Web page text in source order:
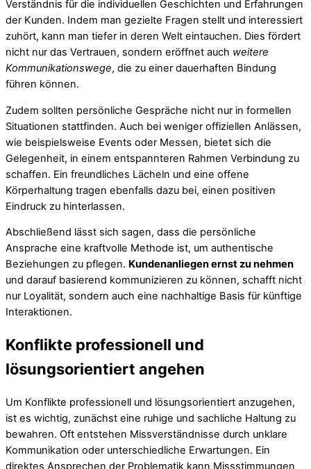
Verständnis für die individuellen Geschichten und Erfahrungen
der Kunden. Indem man gezielte Fragen stellt und interessiert
zuhört, kann man tiefer in deren Welt eintauchen. Dies fördert
nicht nur das Vertrauen, sondern eröffnet auch weitere
Kommunikationswege, die zu einer dauerhaften Bindung
führen können.
Zudem sollten persönliche Gespräche nicht nur in formellen
Situationen stattfinden. Auch bei weniger offiziellen Anlässen,
wie beispielsweise Events oder Messen, bietet sich die
Gelegenheit, in einem entspannteren Rahmen Verbindung zu
schaffen. Ein freundliches Lächeln und eine offene
Körperhaltung tragen ebenfalls dazu bei, einen positiven
Eindruck zu hinterlassen.
Abschließend lässt sich sagen, dass die persönliche
Ansprache eine kraftvolle Methode ist, um authentische
Beziehungen zu pflegen. Kundenanliegen ernst zu nehmen
und darauf basierend kommunizieren zu können, schafft nicht
nur Loyalität, sondern auch eine nachhaltige Basis für künftige
Interaktionen.
Konflikte professionell und
lösungsorientiert angehen
Um Konflikte professionell und lösungsorientiert anzugehen,
ist es wichtig, zunächst eine ruhige und sachliche Haltung zu
bewahren. Oft entstehen Missverständnisse durch unklare
Kommunikation oder unterschiedliche Erwartungen. Ein
direktes Ansprechen der Problematik kann Missstimmungen